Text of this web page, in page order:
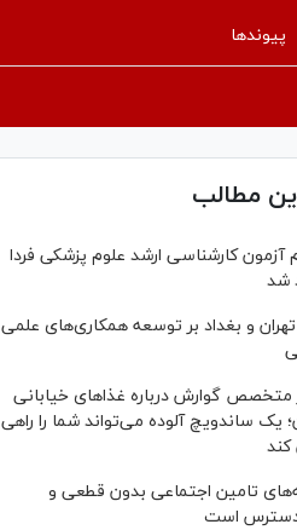
پیوندها
مطالب
آزمون کارشناسی ارشد علوم پزشکی فردا
شد
و بغداد بر توسعه همکاری‌های علمی
متخصص گوارش درباره غذا‌های خیابانی
یک ساندویچ آلوده می‌تواند شما را راهی
کند
تامین اجتماعی بدون قطعی و
دسترس است